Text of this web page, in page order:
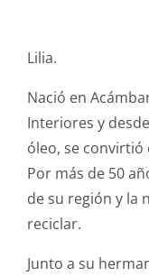
Lilia.
Nació en
Interiores y
óleo, se convirtió
Por más de 50
de su región y la
reciclar.
Junto a su